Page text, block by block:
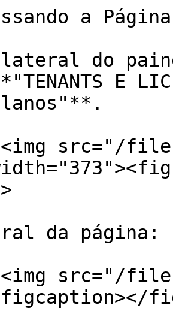
a
lateral do
E
src="/files/
da página:
src="/files/